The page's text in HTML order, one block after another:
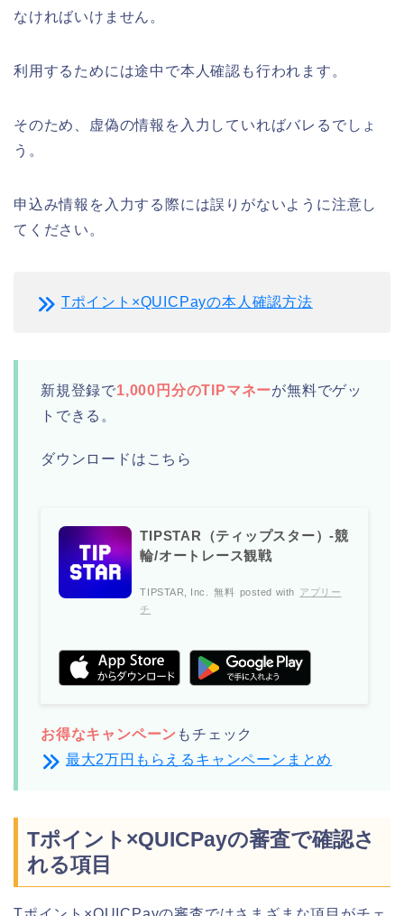
なければいけません。
利用するためには途中で本人確認も行われます。
そのため、虚偽の情報を入力していればバレるでしょ
う。
申込み情報を入力する際には誤りがないように注意し
てください。
Tポイント×QUICPayの本人確認方法
新規登録で1,000円分のTIPマネーが無料でゲッ
トできる。
ダウンロードはこちら
TIPSTAR（ティップスター）-競
輪/オートレース観戦
TIPSTAR, Inc. 無料 posted with アプリー
チ
お得なキャンペーン もチェック
最大2万円もらえるキャンペーンまとめ
Tポイント×QUICPayの審査で確認さ
れる項目